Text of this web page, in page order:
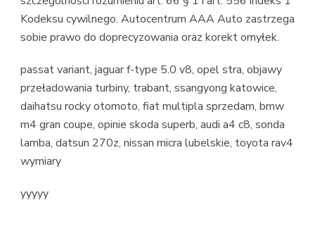
Kodeksu cywilnego. Autocentrum AAA Auto zastrzega
sobie prawo do doprecyzowania oraz korekt omyłek.
passat variant, jaguar f-type 5.0 v8, opel stra, objawy
przeładowania turbiny, trabant, ssangyong katowice,
daihatsu rocky otomoto, fiat multipla sprzedam, bmw
m4 gran coupe, opinie skoda superb, audi a4 c8, sonda
lamba, datsun 270z, nissan micra lubelskie, toyota rav4
wymiary
yyyyy